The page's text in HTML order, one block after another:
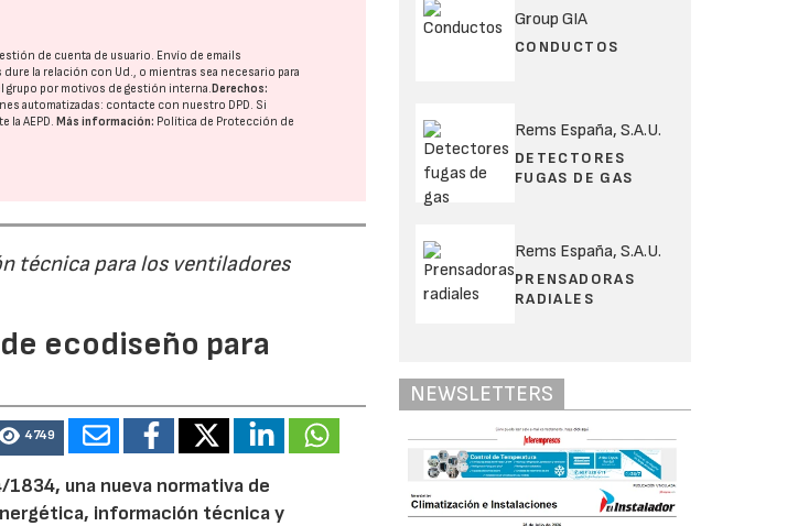
de cuenta de usuario. Envío de emails
dure la relación con Ud., o mientras sea necesario para
grupo por motivos de gestión interna. Derechos:
automatizadas: contacte con nuestro DPD. Si
laAEPD. Más información: Política de Protección de
técnica para los ventiladores
ecodiseño para
4749
una nueva normativa de
información técnica y
Group GIA
CONDUCTOS
Rems España, S.A.U.
DETECTORES
FUGAS DE GAS
Rems España, S.A.U.
PRENSADORAS
RADIALES
NEWSLETTERS